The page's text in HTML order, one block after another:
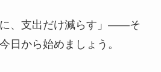
に、支出だけ減らす」——そ
日から始めましょう。